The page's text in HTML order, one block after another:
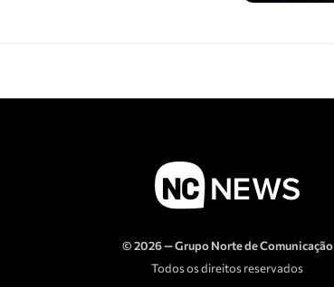
© 2026 — Grupo Norte de Comunicação
Todos os direitos reservados